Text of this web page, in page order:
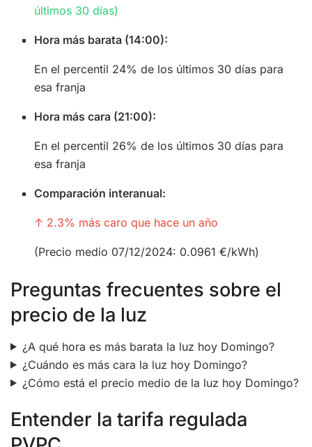
últimos 30 días)
Hora más barata (14:00):
En el percentil 24% de los últimos 30 días para
esa franja
Hora más cara (21:00):
En el percentil 26% de los últimos 30 días para
esa franja
Comparación interanual:
↑ 2.3% más caro que hace un año
(Precio medio 07/12/2024: 0.0961 €/kWh)
Preguntas frecuentes sobre el
precio de la luz
¿A qué hora es más barata la luz hoy Domingo?
¿Cuándo es más cara la luz hoy Domingo?
¿Cómo está el precio medio de la luz hoy Domingo?
Entender la tarifa regulada